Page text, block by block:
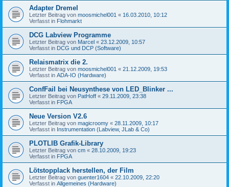
Adapter Dremel
Letzter Beitrag von moosmichel001 « 16.03.2010, 10:12
Verfasst in Flohmarkt
DCG Labview Programme
Letzter Beitrag von Marcel « 23.12.2009, 10:57
Verfasst in DCG und DCP (Software)
Relaismatrix die 2.
Letzter Beitrag von moosmichel001 « 21.12.2009, 19:53
Verfasst in ADA-IO (Hardware)
ConfFail bei Neusynthese von LED_Blinker ...
Letzter Beitrag von PatHoff « 29.11.2009, 23:38
Verfasst in FPGA
Neue Version V2.6
Letzter Beitrag von magicroomy « 28.11.2009, 10:17
Verfasst in Instrumentation (Labview, JLab & Co)
PLOTLIB Grafik-Library
Letzter Beitrag von cm « 28.10.2009, 19:23
Verfasst in FPGA
Lötstopplack herstellen, der Film
Letzter Beitrag von guenter1604 « 22.10.2009, 22:20
Verfasst in Allgemeines (Hardware)